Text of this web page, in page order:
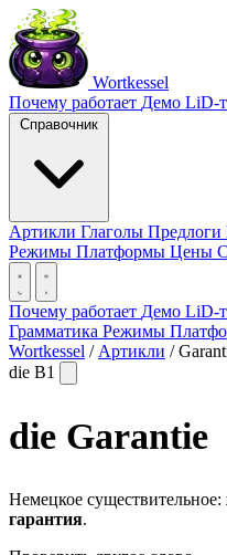
Wortkessel
Почему работает Демо LiD-
Справочник
Артикли Глаголы Предлоги
Режимы Платформы Цены
Почему работает Демо LiD-
Грамматика Режимы
Wortkessel / Артикли /
die B1
die Garantie
Немецкое существительное:
гарантия.